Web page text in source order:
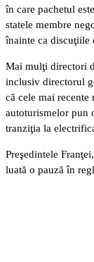
în care pachetul
statele membre
înainte ca discuţiile
Mai mulţi directori
inclusiv directorul
că cele mai
autoturismelor pun
tranziţia la
Preşedintele
luată o pauză în